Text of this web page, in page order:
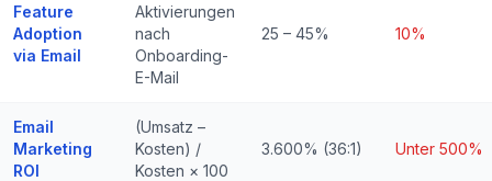
Feature
Adoption
via Email
Aktivierungen
nach
Onboarding-
E-Mail
25 – 45% 10%
Email
Marketing
ROI
(Umsatz –
Kosten) /
Kosten × 100
3.600% (36:1) Unter 500%